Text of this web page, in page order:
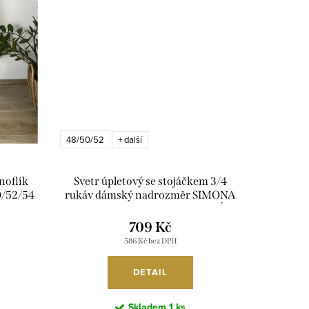
52/54
48/50/52 + další
Svetr úpletový se stojáčkem 3/4
rukáv dámský nadrozměr SIMONA
MÓDA IMSM251170/DUR
586 Kč bez DPH
709 Kč
DETAIL